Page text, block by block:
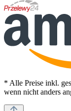
* Alle Preise inkl.
wenn nicht anders